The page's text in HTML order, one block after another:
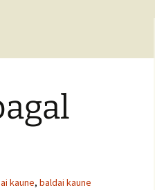
kaune, baldai kaune